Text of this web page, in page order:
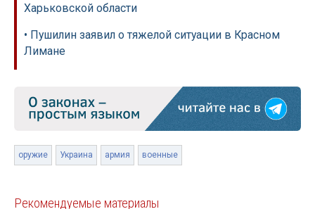
Харьковской области
• Пушилин заявил о тяжелой ситуации в Красном
Лимане
оружие Украина армия военные
Рекомендуемые материалы